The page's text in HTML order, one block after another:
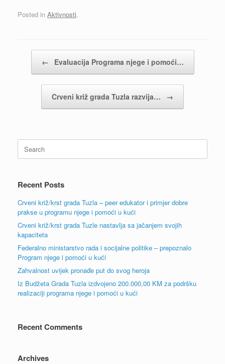
Posted in Aktivnosti.
← Evaluacija Programa njege i pomoći…
Crveni križ grada Tuzla razvija… →
Search
for:
Recent Posts
Crveni križ/krst grada Tuzla – peer edukator i primjer dobre
prakse u programu njege i pomoći u kući
Crveni križ/krst grada Tuzle nastavlja sa jačanjem svojih
kapaciteta
Federalno ministarstvo rada i socijalne politike – prepoznalo
Program njege i pomoći u kući
Zahvalnost uvijek pronađe put do svog heroja
Iz Budžeta Grada Tuzla izdvojeno 200.000,00 KM za podršku
realizaciji programa njege i pomoći u kući
Recent Comments
Archives